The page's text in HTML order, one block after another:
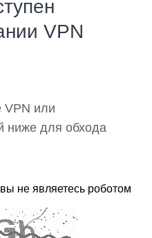
VPN
VPN или
ниже для обхода
не являетесь роботом